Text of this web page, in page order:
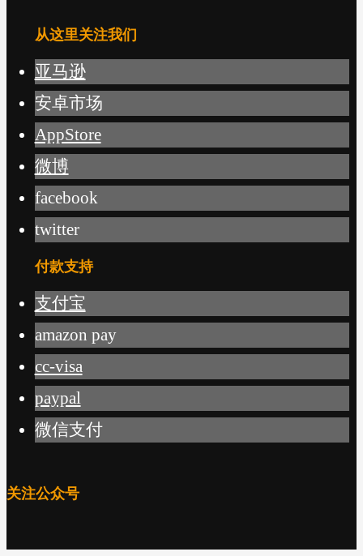
从这里关注我们
亚马逊
安卓市场
AppStore
微博
facebook
twitter
付款支持
支付宝
amazon pay
cc-visa
paypal
微信支付
关注公众号